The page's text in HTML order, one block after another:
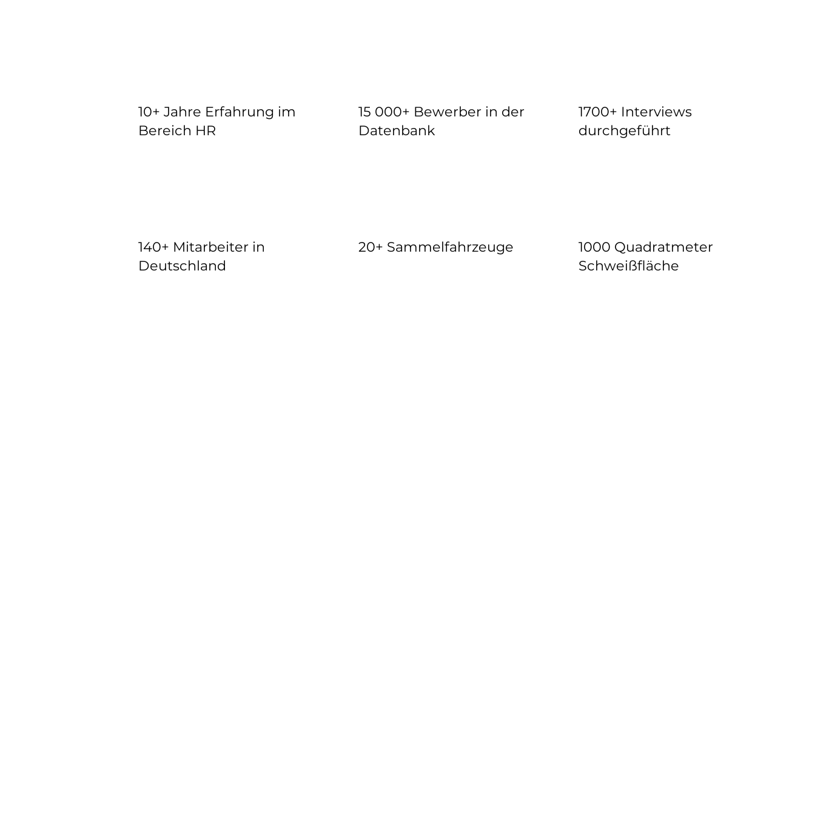
1700+ Interviews
durchgeführt
15 000+ Bewerber in der
Datenbank
10+ Jahre Erfahrung im
Bereich HR
1000 Quadratmeter
Schweißfläche
20+ Sammelfahrzeuge
140+ Mitarbeiter in
Deutschland